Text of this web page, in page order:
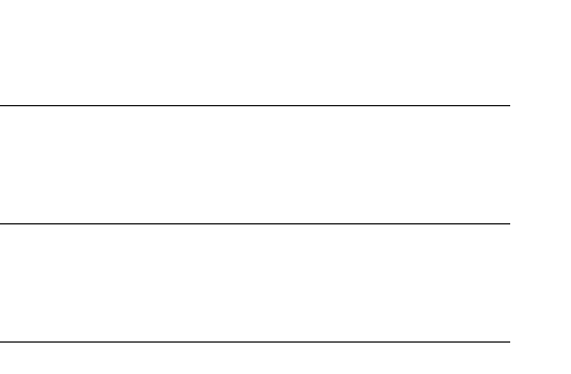
à projets, rencontres...